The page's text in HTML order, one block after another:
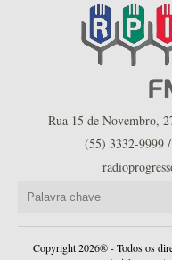
Rua 15 de Novembro,
(55) 3332-9999
Copyright 2026® - Todos os